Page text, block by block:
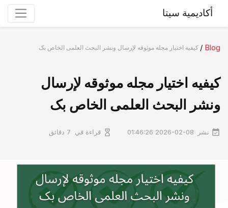
أكاديمية سيتا
Blog
/ کیفیه اختیار مجله موثوقه لإرسال ونشر البحث العلمی الخاص بک
کیفیه اختیار مجله موثوقه لإرسال
ونشر البحث العلمی الخاص بک
نشر 2026-02-08 01:46:26 قراءة في 7 دقائق